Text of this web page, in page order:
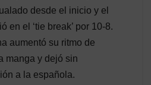
desde el inicio y el
en el ‘tie break’ por 10-8.
aumentó su ritmo de
manga y dejó sin
a la española.